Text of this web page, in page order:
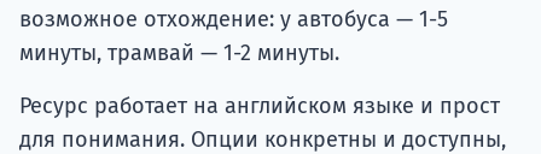
возможное отхождение: у автобуса — 1-5
минуты, трамвай — 1-2 минуты.
Ресурс работает на английском языке и прост
для понимания. Опции конкретны и доступны,